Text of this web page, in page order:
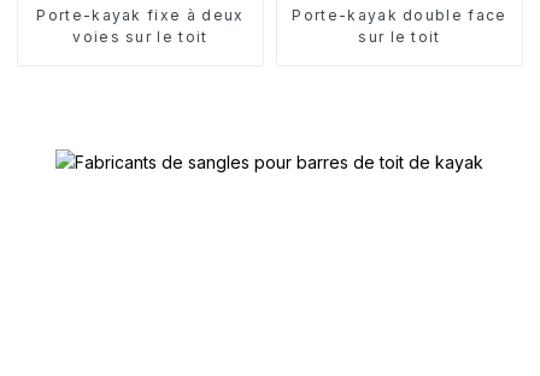
Porte-kayak fixe à deux
voies sur le toit
Porte-kayak double face
sur le toit